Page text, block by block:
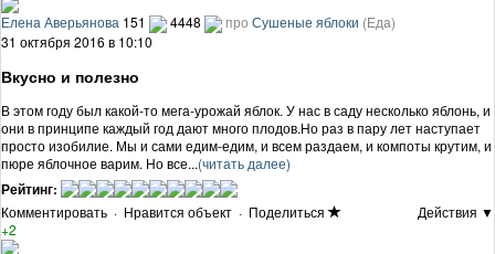
Елена Аверьянова 151 4448 про Сушеные яблоки (Еда)
31 октября 2016 в 10:10
Вкусно и полезно
В этом году был какой-то мега-урожай яблок. У нас в саду несколько яблонь, и
они в принципе каждый год дают много плодов.Но раз в пару лет наступает
просто изобилие. Мы и сами едим-едим, и всем раздаем, и компоты крутим, и
пюре яблочное варим. Но все...(читать далее)
Рейтинг:
Комментировать · Нравится объект · Поделиться
Действия ▼
+2